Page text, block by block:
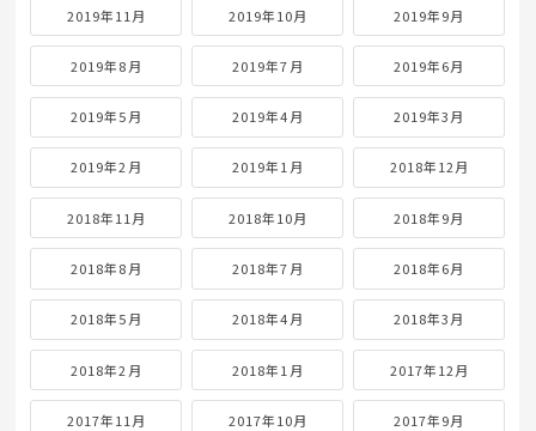
2019年11月 2019年10月 2019年9月
2019年8月 2019年7月 2019年6月
2019年5月 2019年4月 2019年3月
2019年2月 2019年1月 2018年12月
2018年11月 2018年10月 2018年9月
2018年8月 2018年7月 2018年6月
2018年5月 2018年4月 2018年3月
2018年2月 2018年1月 2017年12月
2017年11月 2017年10月 2017年9月